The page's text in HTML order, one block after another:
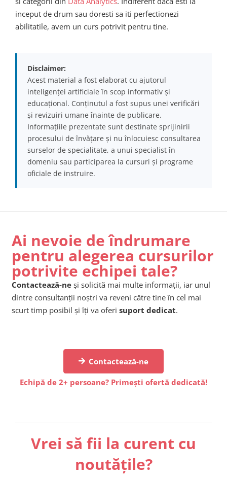
inceput de drum sau doresti sa iti perfectionezi
abilitatile, avem un curs potrivit pentru tine.
Disclaimer:
Acest material a fost elaborat cu ajutorul
inteligenței artificiale în scop informativ și
educațional. Conținutul a fost supus unei verificări
și revizuiri umane înainte de publicare.
Informațiile prezentate sunt destinate sprijinirii
procesului de învățare și nu înlocuiesc consultarea
surselor de specialitate, a unui specialist în
domeniu sau participarea la cursuri și programe
oficiale de instruire.
Ai nevoie de îndrumare
pentru alegerea cursurilor
potrivite echipei tale?
Contactează-ne și solicită mai multe informații, iar unul
dintre consultanții noștri va reveni către tine în cel mai
scurt timp posibil și îți va oferi suport dedicat.
Contactează-ne
Echipă de 2+ persoane? Primești ofertă dedicată!
Vrei să fii la curent cu
noutățile?